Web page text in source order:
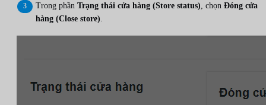
Trong phần Trạng thái cửa hàng (Store status) , chọn Đóng cửa
hàng (Close store)